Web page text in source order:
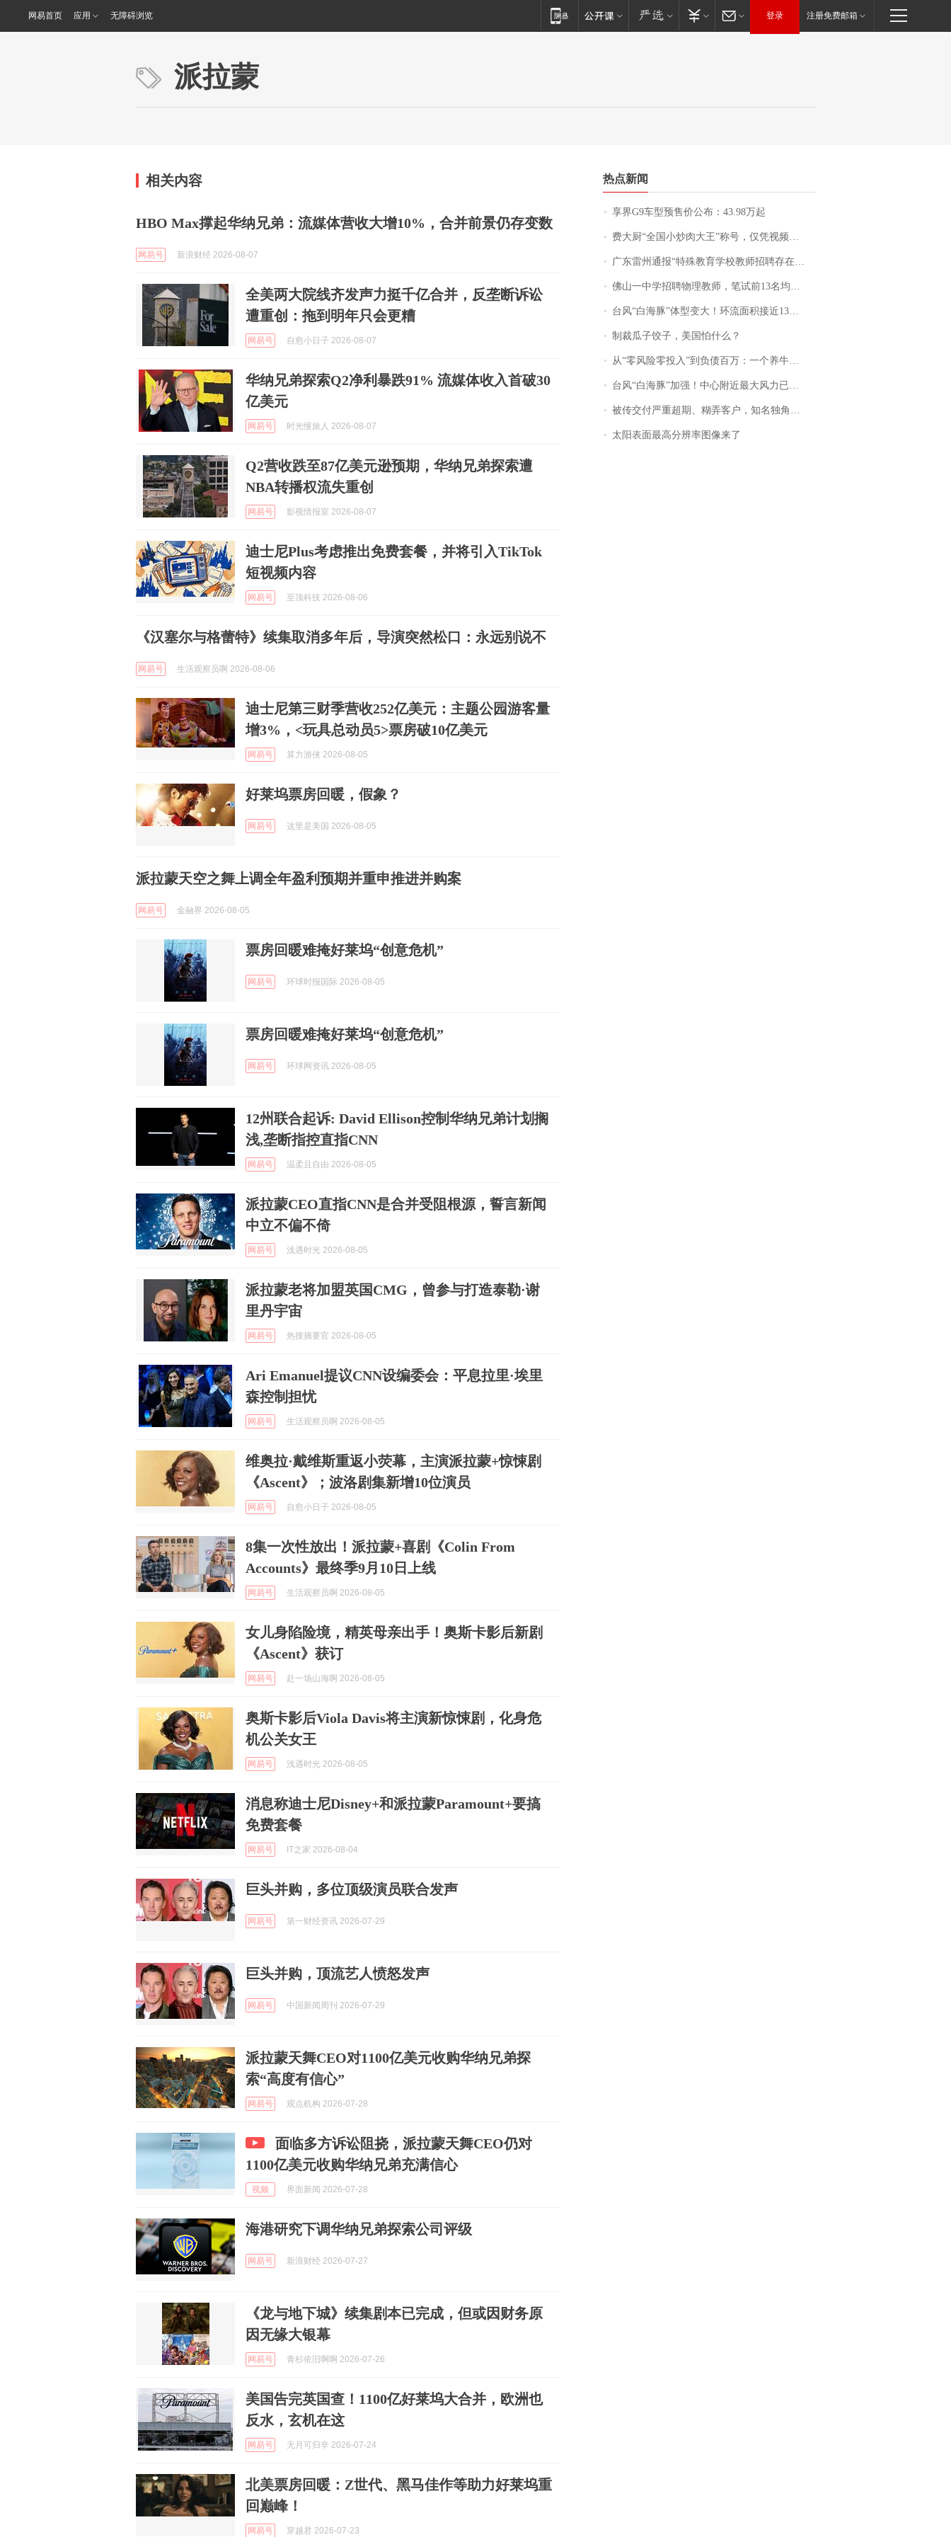
网易首页 应用 无障碍浏览 登录 注册免费邮箱
派拉蒙
相关内容
HBO Max撑起华纳兄弟：流媒体营收大增10%，合并前景仍存变数
网易号 新浪财经 2026-08-07
全美两大院线齐发声力挺千亿合并，反垄断诉讼
遭重创：拖到明年只会更糟
网易号 自愈小日子 2026-08-07
华纳兄弟探索Q2净利暴跌91% 流媒体收入首破30
亿美元
网易号 时光慢旅人 2026-08-07
Q2营收跌至87亿美元逊预期，华纳兄弟探索遭
NBA转播权流失重创
网易号 影视情报室 2026-08-07
迪士尼Plus考虑推出免费套餐，并将引入TikTok
短视频内容
网易号 至顶科技 2026-08-06
《汉塞尔与格蕾特》续集取消多年后，导演突然松口：永远别说不
网易号 生活观察员啊 2026-08-06
迪士尼第三财季营收252亿美元：主题公园游客量
增3%，<玩具总动员5>票房破10亿美元
网易号 算力游侠 2026-08-05
好莱坞票房回暖，假象？
网易号 这里是美国 2026-08-05
派拉蒙天空之舞上调全年盈利预期并重申推进并购案
网易号 金融界 2026-08-05
票房回暖难掩好莱坞“创意危机”
网易号 环球时报国际 2026-08-05
票房回暖难掩好莱坞“创意危机”
网易号 环球网资讯 2026-08-05
12州联合起诉: David Ellison控制华纳兄弟计划搁
浅,垄断指控直指CNN
网易号 温柔且自由 2026-08-05
派拉蒙CEO直指CNN是合并受阻根源，誓言新闻
中立不偏不倚
网易号 浅遇时光 2026-08-05
派拉蒙老将加盟英国CMG，曾参与打造泰勒·谢
里丹宇宙
网易号 热搜摘要官 2026-08-05
Ari Emanuel提议CNN设编委会：平息拉里·埃里
森控制担忧
网易号 生活观察员啊 2026-08-05
维奥拉·戴维斯重返小荧幕，主演派拉蒙+惊悚剧
《Ascent》；波洛剧集新增10位演员
网易号 自愈小日子 2026-08-05
8集一次性放出！派拉蒙+喜剧《Colin From
Accounts》最终季9月10日上线
网易号 生活观察员啊 2026-08-05
女儿身陷险境，精英母亲出手！奥斯卡影后新剧
《Ascent》获订
网易号 赴一场山海啊 2026-08-05
奥斯卡影后Viola Davis将主演新惊悚剧，化身危
机公关女王
网易号 浅遇时光 2026-08-05
消息称迪士尼Disney+和派拉蒙Paramount+要搞
免费套餐
网易号 IT之家 2026-08-04
巨头并购，多位顶级演员联合发声
网易号 第一财经资讯 2026-07-29
巨头并购，顶流艺人愤怒发声
网易号 中国新闻周刊 2026-07-29
派拉蒙天舞CEO对1100亿美元收购华纳兄弟探
索“高度有信心”
网易号 观点机构 2026-07-28
面临多方诉讼阻挠，派拉蒙天舞CEO仍对
1100亿美元收购华纳兄弟充满信心
视频 界面新闻 2026-07-28
海港研究下调华纳兄弟探索公司评级
网易号 新浪财经 2026-07-27
《龙与地下城》续集剧本已完成，但或因财务原
因无缘大银幕
网易号 青杉依旧啊啊 2026-07-26
美国告完英国查！1100亿好莱坞大合并，欧洲也
反水，玄机在这
网易号 无月可归辛 2026-07-24
北美票房回暖：Z世代、黑马佳作等助力好莱坞重
回巅峰！
网易号 穿越君 2026-07-23
热点新闻
享界G9车型预售价公布：43.98万起
费大厨“全国小炒肉大王”称号，仅凭视频评出？中国烹饪协会回应
广东雷州通报“特殊教育学校教师招聘存在违规行为”：已启动问责程序 副校长被停职
佛山一中学招聘物理教师，笔试前13名均遭淘汰？教育局：已叫停招聘，成立调查组全面核查
台风“白海豚”体型变大！环流面积接近13个浙江那么大
制裁瓜子饺子，美国怕什么？
从“零风险零投入”到负债百万：一个养牛项目崩盘后，谁该为农户的贷款买单丨红星调查
台风“白海豚”加强！中心附近最大风力已达15级 最新研判
被传交付严重超期、糊弄客户，知名独角兽车企创始人回应：都没证据，将依法采取措施，“本人长期与美国交管局保持沟通，对方表示肯定”
太阳表面最高分辨率图像来了